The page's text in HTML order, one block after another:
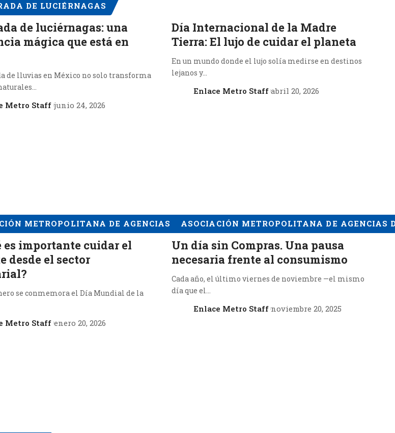
DE LUCIÉRNAGAS
de luciérnagas: una
mágica que está en
de lluvias en México no solo transforma
Metro Staff junio 24, 2026
Día Internacional de la Madre
Tierra: El lujo de cuidar el planeta
En un mundo donde el lujo solía medirse en destinos
lejanos y…
Enlace Metro Staff abril 20, 2026
METROPOLITANA DE AGENCIAS DE VIAJES
es importante cuidar el
desde el sector
se conmemora el Día Mundial de la
Metro Staff enero 20, 2026
ASOCIACIÓN METROPOLITANA DE AGENCIAS
Un día sin Compras. Una pausa
necesaria frente al consumismo
Cada año, el último viernes de noviembre —el mismo
día que el…
Enlace Metro Staff noviembre 20, 2025